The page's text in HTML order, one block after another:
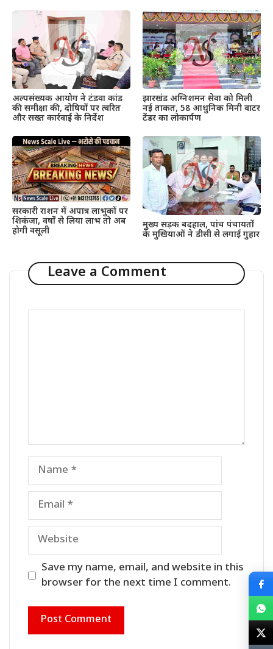
अल्पसंख्यक आयोग ने टंडवा कांड
की समीक्षा की, दोषियों पर त्वरित
और सख्त कार्रवाई के निर्देश
झारखंड अग्निशमन सेवा को मिली
नई ताकत, 58 आधुनिक मिनी वाटर
टेंडर का लोकार्पण
सरकारी राशन में अपात्र लाभुकों पर
शिकंजा, वर्षों से लिया लाभ तो अब
होगी वसूली
मुख्य सड़क बदहाल, पांच पंचायतों
के मुखियाओं ने डीसी से लगाई गुहार
Leave a Comment
Name
Email
Website
Save my name, email, and website in this
browser for the next time I comment.